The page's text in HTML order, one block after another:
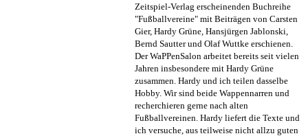
Zeitspiel-Verlag erscheinenden Buchreihe
"Fußballvereine" mit Beiträgen von Carsten
Gier, Hardy Grüne, Hansjürgen Jablonski,
Bernd Sautter und Olaf Wuttke erschienen.
Der WaPPenSalon arbeitet bereits seit vielen
Jahren insbesondere mit Hardy Grüne
zusammen. Hardy und ich teilen dasselbe
Hobby. Wir sind beide Wappennarren und
recherchieren gerne nach alten
Fußballvereinen. Hardy liefert die Texte und
ich versuche, aus teilweise nicht allzu guten